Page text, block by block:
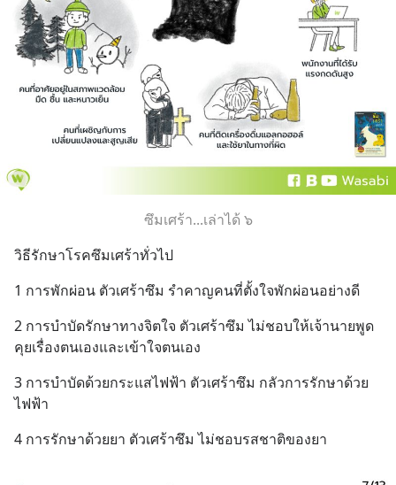
ซึมเศร้า...เล่าได้ ๖
วิธีรักษาโรคซึมเศร้าทั่วไป
1 การพักผ่อน ตัวเศร้าซึม รำคาญคนที่ตั้งใจพักผ่อนอย่างดี
2 การบำบัดรักษาทางจิตใจ ตัวเศร้าซึม ไม่ชอบให้เจ้านายพูด
คุยเรื่องตนเองและเข้าใจตนเอง
3 การบำบัดด้วยกระแสไฟฟ้า ตัวเศร้าซึม กลัวการรักษาด้วย
ไฟฟ้า
4 การรักษาด้วยยา ตัวเศร้าซึม ไม่ชอบรสชาติของยา